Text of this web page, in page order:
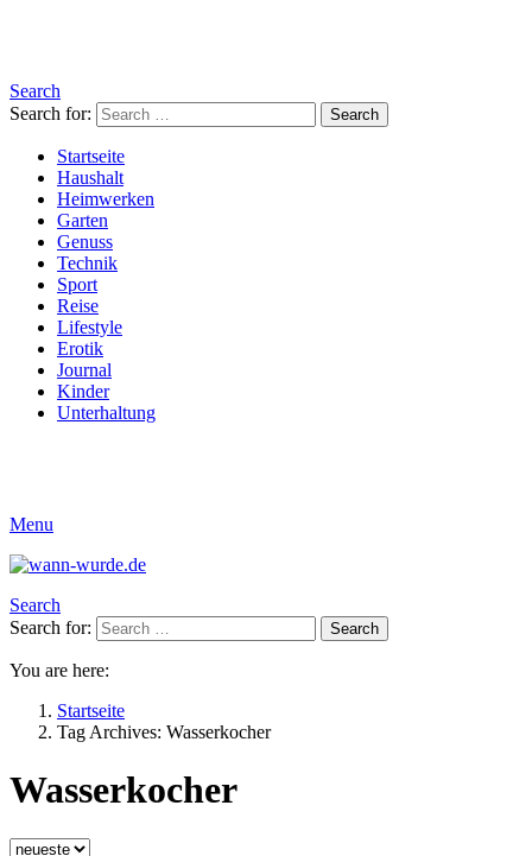
Search
Search for:
Search
Startseite
Haushalt
Heimwerken
Garten
Genuss
Technik
Sport
Reise
Lifestyle
Erotik
Journal
Kinder
Unterhaltung
Menu
Search
Search for:
Search
You are here:
Startseite
Tag Archives: Wasserkocher
Wasserkocher